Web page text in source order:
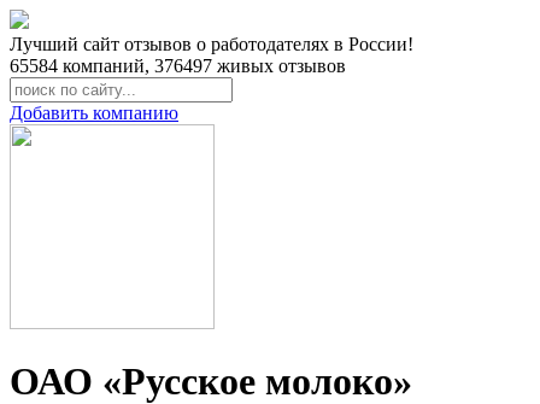
Лучший сайт отзывов о работодателях в России!
65584 компаний, 376497 живых отзывов
Добавить компанию
ОАО «Русское молоко»